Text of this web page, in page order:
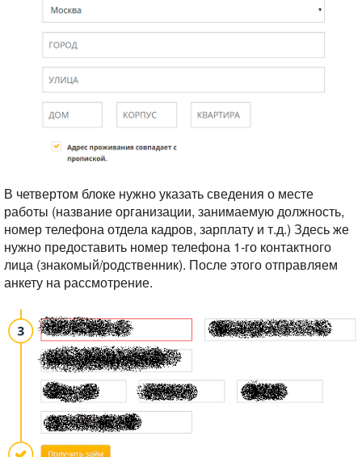
В четвертом блоке нужно указать сведения о месте
работы (название организации, занимаемую должность,
номер телефона отдела кадров, зарплату и т.д.) Здесь же
нужно предоставить номер телефона 1-го контактного
лица (знакомый/родственник). После этого отправляем
анкету на рассмотрение.